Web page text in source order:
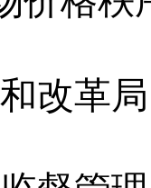
改革局